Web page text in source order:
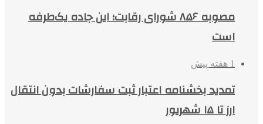
مصوبه ۸۵۶ شورای رقابت؛ این جاده یک‌طرفه
است
1 هفته پیش
تمدید بخشنامه اعتبار ثبت سفارشات بدون انتقال
ارز تا ۱۵ شهریور